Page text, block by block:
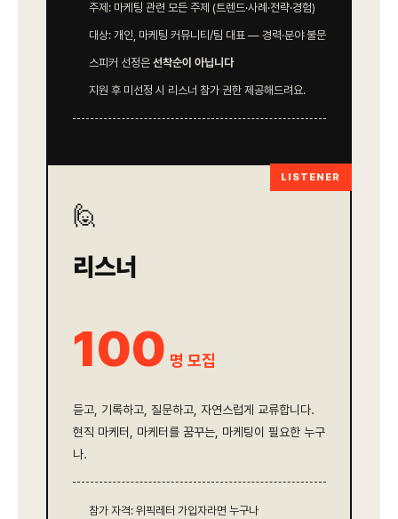
주제: 마케팅 관련 모든 주제 (트렌드·사례·전략·경험)
대상: 개인, 마케팅 커뮤니티/팀 대표 — 경력·분야 불문
스피커 선정은 선착순이 아닙니다
지원 후 미선정 시 리스너 참가 권한 제공해드려요.
LISTENER
🙋
리스너
100 명 모집
듣고, 기록하고, 질문하고, 자연스럽게 교류합니다.
현직 마케터, 마케터를 꿈꾸는, 마케팅이 필요한 누구
나.
참가 자격: 위픽레터 가입자라면 누구나